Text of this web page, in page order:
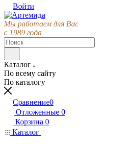
Войти
Мы работаем для Вас
с 1989 года
Каталог
По всему сайту
По каталогу
Сравнение0
Отложенные 0
Корзина 0
Каталог